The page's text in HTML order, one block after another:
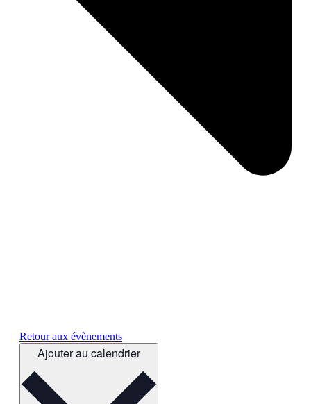
Retour aux évènements
Ajouter au calendrier